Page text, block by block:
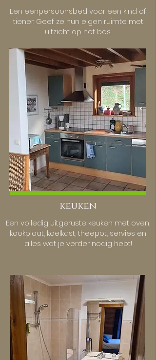
Een eenpersoonsbed voor een kind of
tiener. Geef ze hun eigen ruimte met
uitzicht op het bos.
keuken
Een volledig uitgeruste keuken met oven,
kookplaat, koelkast, theepot, servies en
alles wat je verder nodig hebt!